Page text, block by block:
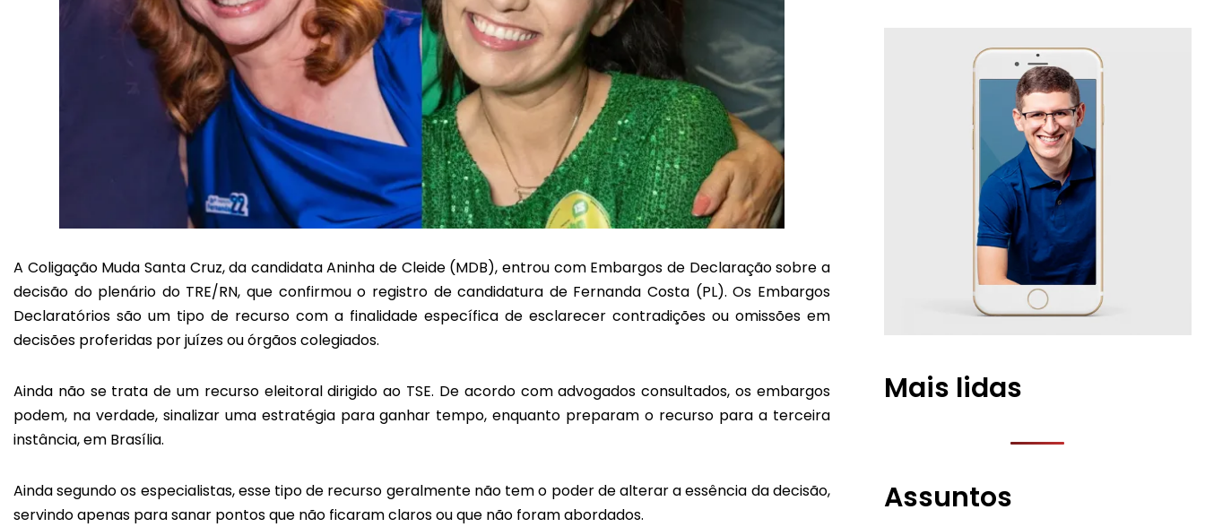
A Coligação Muda Santa Cruz, da candidata Aninha de Cleide (MDB), entrou com Embargos de Declaração sobre a
decisão do plenário do TRE/RN, que confirmou o registro de candidatura de Fernanda Costa (PL). Os Embargos
Declaratórios são um tipo de recurso com a finalidade específica de esclarecer contradições ou omissões em
decisões proferidas por juízes ou órgãos colegiados.
Ainda não se trata de um recurso eleitoral dirigido ao TSE. De acordo com advogados consultados, os embargos
podem, na verdade, sinalizar uma estratégia para ganhar tempo, enquanto preparam o recurso para a terceira
instância, em Brasília.
Ainda segundo os especialistas, esse tipo de recurso geralmente não tem o poder de alterar a essência da decisão,
servindo apenas para sanar pontos que não ficaram claros ou que não foram abordados.
Mais lidas
Assuntos